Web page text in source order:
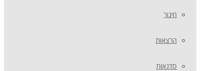
חינוך
הרצאות
סדנאות